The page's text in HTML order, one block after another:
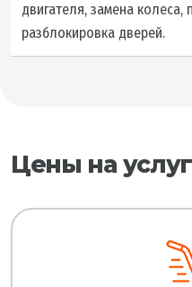
двигателя, замена колеса,
разблокировка дверей.
Цены на